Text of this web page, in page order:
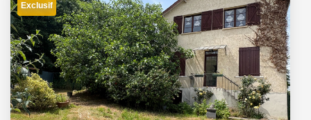
Exclusif